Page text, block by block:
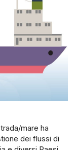
mare ha
dei flussi di